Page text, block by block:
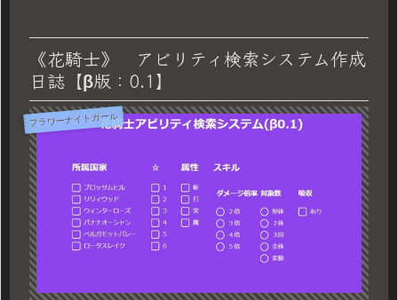
《花騎士》 アビリティ検索システム作成
日誌【β版：0.1】
フラワーナイトガール